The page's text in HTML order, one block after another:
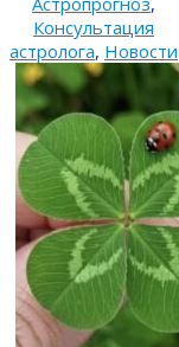
Консультация
астролога, Новости